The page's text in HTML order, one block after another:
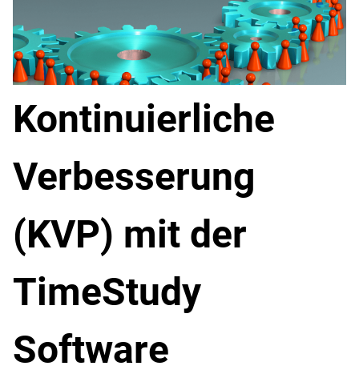
Kontinuierliche
Verbesserung
(KVP) mit der
TimeStudy
Software